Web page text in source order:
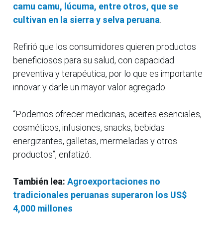
camu camu, lúcuma, entre otros, que se
cultivan en la sierra y selva peruana
Refirió que los consumidores quieren productos
beneficiosos para su salud, con capacidad
preventiva y terapéutica, por lo que es importante
innovar y darle un mayor valor agregado.
“Podemos ofrecer medicinas, aceites esenciales,
cosméticos, infusiones, snacks, bebidas
energizantes, galletas, mermeladas y otros
productos”, enfatizó.
También lea: Agroexportaciones no
tradicionales peruanas superaron los US$
4,000 millones